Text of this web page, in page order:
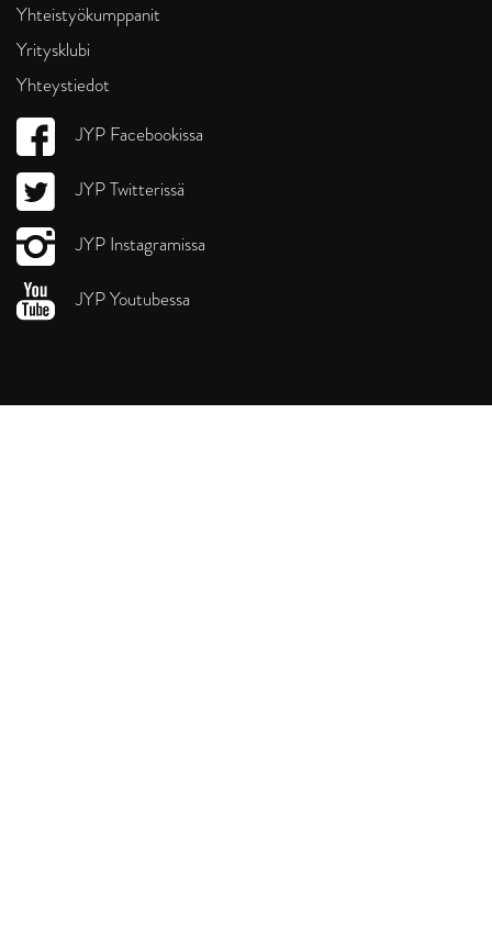
Yhteistyökumppanit
Yritysklubi
Yhteystiedot
JYP Facebookissa
JYP Twitterissä
JYP Instagramissa
JYP Youtubessa